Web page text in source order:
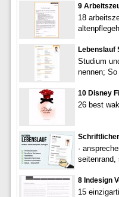
9
18
Lebenslauf
Studium
nennen; So
10 Disney
26 best
·
seitenrand,
8 Indesign
15